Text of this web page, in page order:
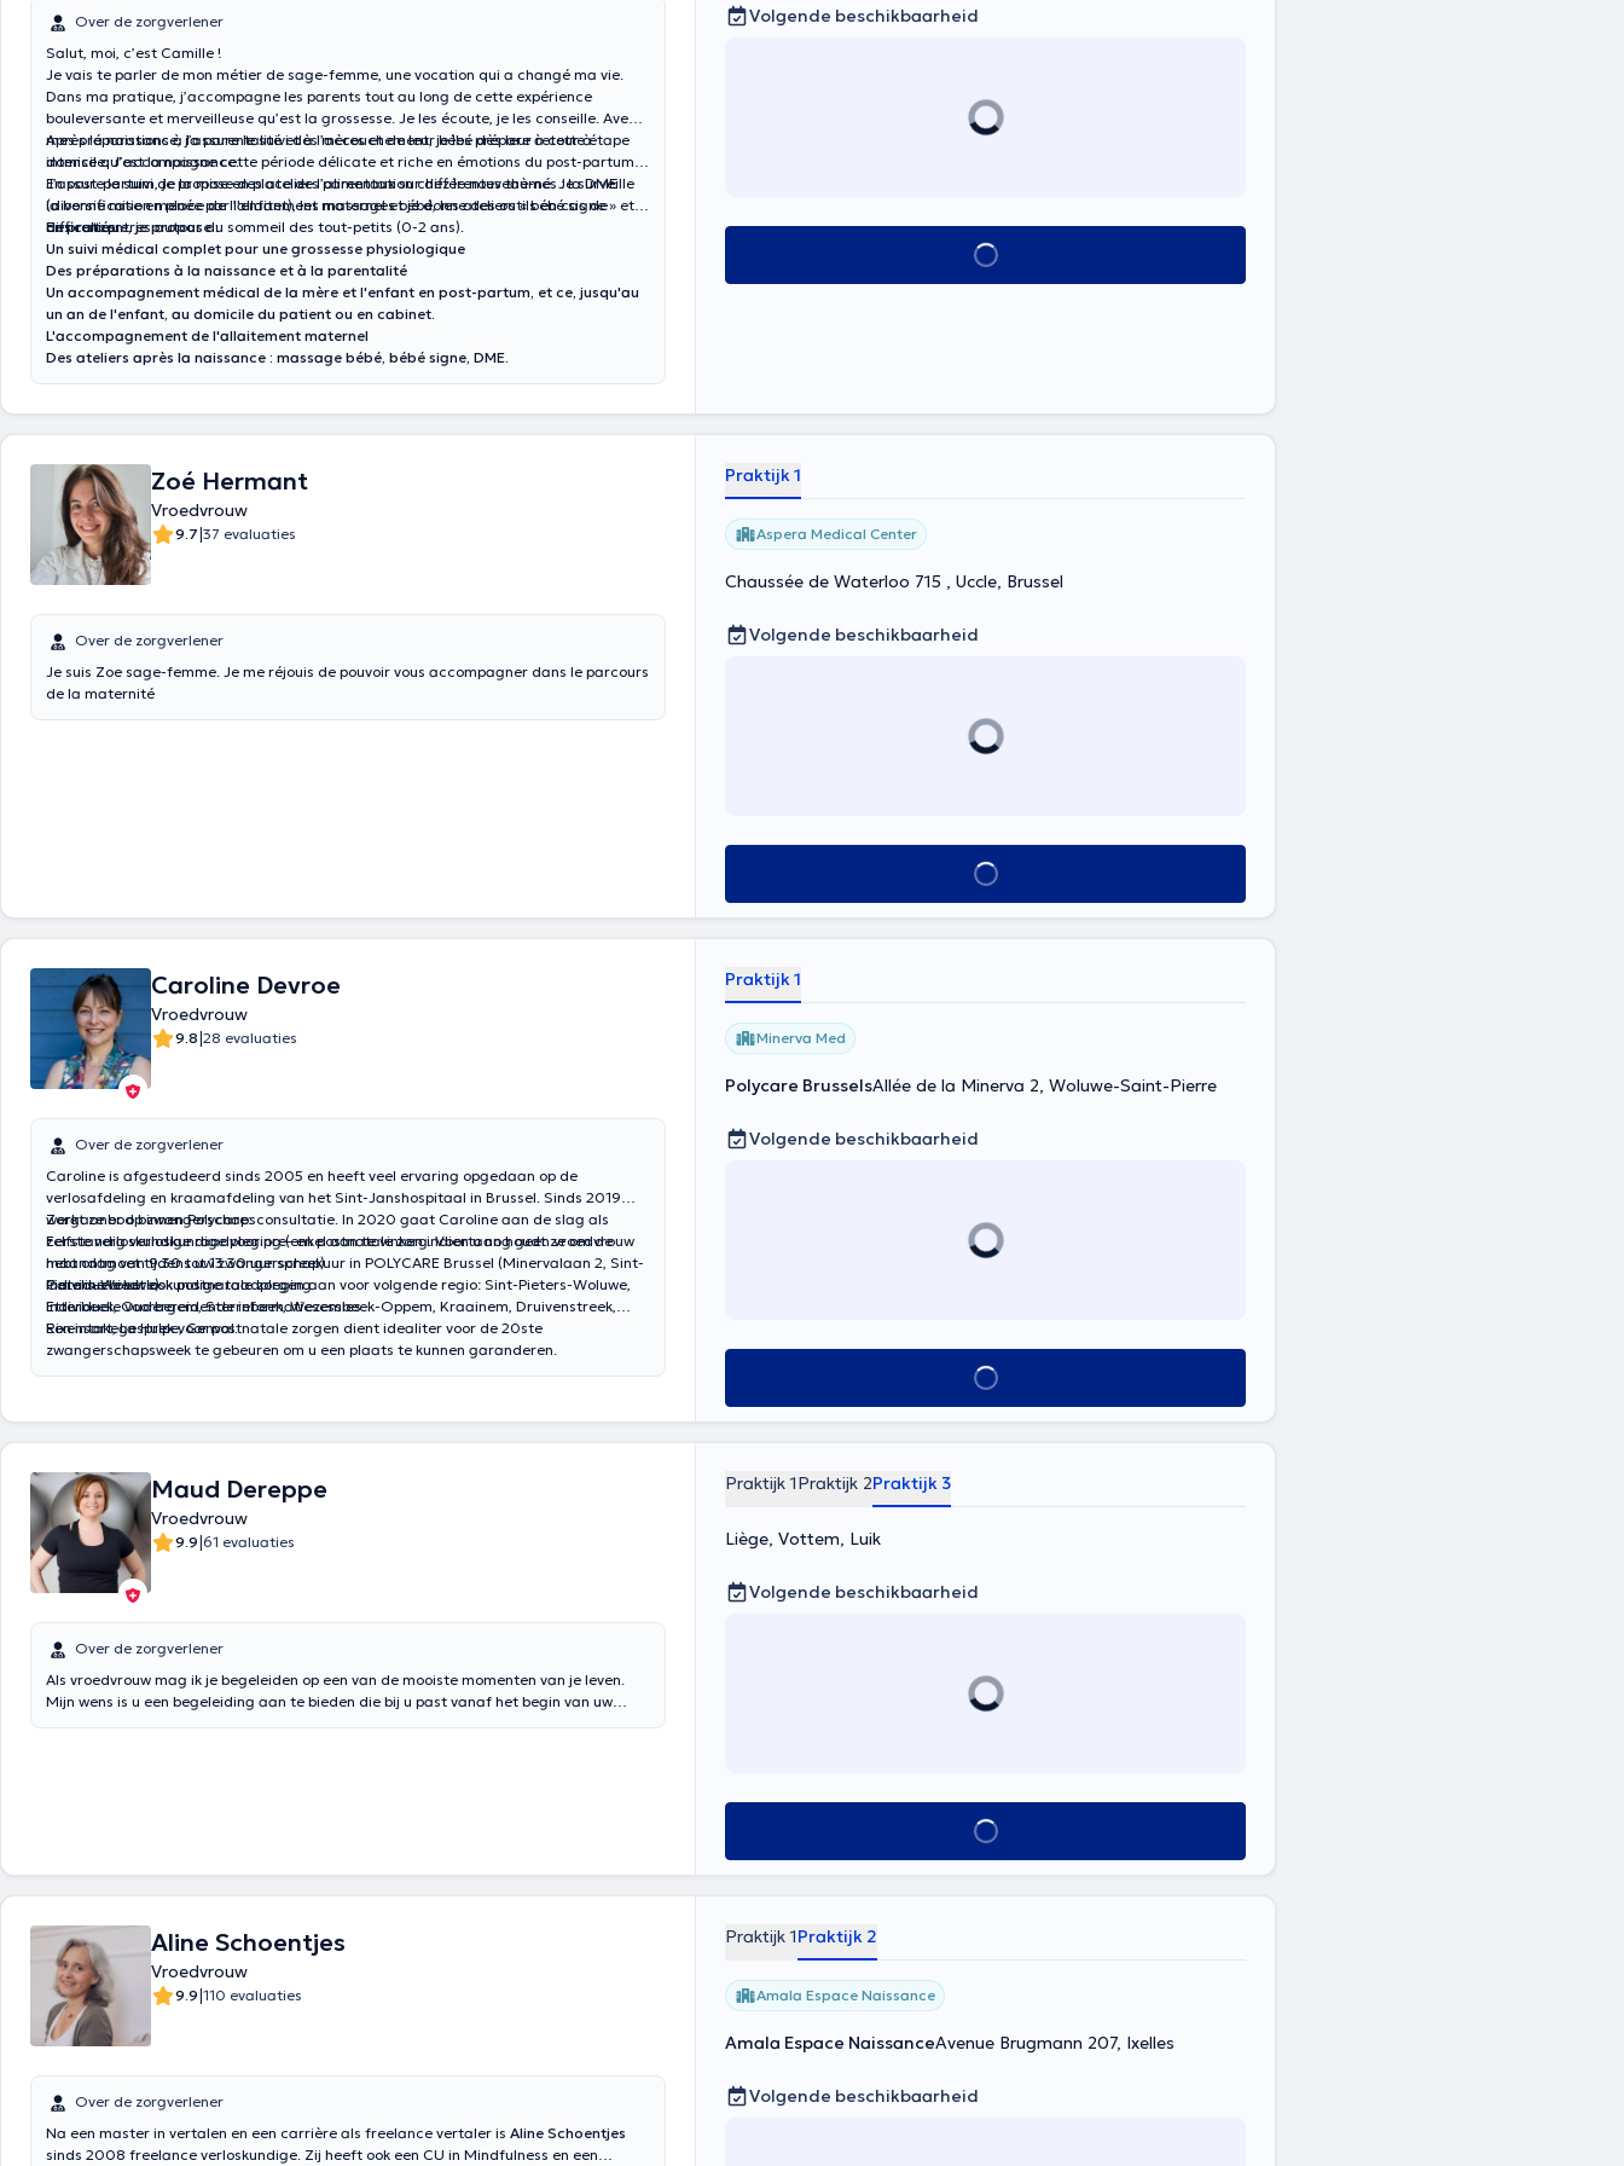
Over de zorgverlener
Salut, moi, c’est Camille !
Je vais te parler de mon métier de sage-femme, une vocation qui a changé ma vie.
Dans ma pratique, j’accompagne les parents tout au long de cette expérience
bouleversante et merveilleuse qu’est la grossesse. Je les écoute, je les conseille. Avec
mes préparations à la parentalité et à l’accouchement, je les prépare à cette étape
intense qu’est la naissance.
Après la naissance, j’assure le suivi des mères et de leur bébé dès leur retour à
domicile. J’accompagne cette période délicate et riche en émotions du post-partum.
J’assure le suivi de la mise en place de l’alimentation chez le nouveau-né. Je surveille
la bonne mise en place de l’allaitement maternel et je donne des outils en cas de
difficultés.
En post-partum, je propose des ateliers parentaux sur différentes thèmes : la DME
(diversification menée par l'enfant), les massages bébé, les ateliers « bébé signe » et
des rencontres autour du sommeil des tout-petits (0-2 ans).
En pratique, je propose :
Un suivi médical complet pour une grossesse physiologique
Des préparations à la naissance et à la parentalité
Un accompagnement médical de la mère et l'enfant en post-partum, et ce, jusqu'au
un an de l'enfant, au domicile du patient ou en cabinet.
L'accompagnement de l'allaitement maternel
Des ateliers après la naissance : massage bébé, bébé signe, DME.
Volgende beschikbaarheid
Alles zien
Zoé Hermant
Vroedvrouw
9.7|37 evaluaties
Over de zorgverlener
Je suis Zoe sage-femme. Je me réjouis de pouvoir vous accompagner dans le parcours
de la maternité
Praktijk 1
Aspera Medical Center
Chaussée de Waterloo 715 , Uccle, Brussel
Volgende beschikbaarheid
Alles zien
Caroline Devroe
Vroedvrouw
9.8|28 evaluaties
Over de zorgverlener
Caroline is afgestudeerd sinds 2005 en heeft veel ervaring opgedaan op de
verlosafdeling en kraamafdeling van het Sint-Janshospitaal in Brussel. Sinds 2019
werkt ze er op zwangerschapsconsultatie. In 2020 gaat Caroline aan de slag als
zelfstandig verloskundige voor pre- en postnatale zorg. Voortaan houdt ze om de
maandag van 9.30 tot 13.30 uur spreekuur in POLYCARE Brussel (Minervalaan 2, Sint-
Pieters-Woluwe).
Zorgaanbod binnen Polycare:
Eerste verloskundige raadpleging (enkel aan te vinken indien u nog geen vroedvrouw
hebt ontmoet tijdens uw zwangerschap)
Individuele verloskundige raadpleging
Individuele voorbereidende informatiesessies
Caroline biedt ook postnatale zorgen aan voor volgende regio: Sint-Pieters-Woluwe,
Etterbeek, Oudergem, Sterrebeek, Wezembeek-Oppem, Kraainem, Druivenstreek,
Rixensart, La Hulpe, Genval.
Een intakegesprek voor postnatale zorgen dient idealiter voor de 20ste
zwangerschapsweek te gebeuren om u een plaats te kunnen garanderen.
Praktijk 1
Minerva Med
Polycare BrusselsAllée de la Minerva 2, Woluwe-Saint-Pierre
Volgende beschikbaarheid
Alles zien
Maud Dereppe
Vroedvrouw
9.9|61 evaluaties
Over de zorgverlener
Als vroedvrouw mag ik je begeleiden op een van de mooiste momenten van je leven.
Mijn wens is u een begeleiding aan te bieden die bij u past vanaf het begin van uw
baby, onderhoud van de slaap voor pasgeborenen en kleine kinderen
Praktijk 1Praktijk 2Praktijk 3
Liège, Vottem, Luik
Volgende beschikbaarheid
Alles zien
Aline Schoentjes
Vroedvrouw
9.9|110 evaluaties
Over de zorgverlener
Na een master in vertalen en een carrière als freelance vertaler is Aline Schoentjes
sinds 2008 freelance verloskundige. Zij heeft ook een CU in Mindfulness en een
Praktijk 1Praktijk 2
Amala Espace Naissance
Amala Espace NaissanceAvenue Brugmann 207, Ixelles
Volgende beschikbaarheid